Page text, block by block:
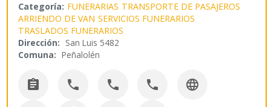
Categoría: FUNERARIAS TRANSPORTE DE PASAJEROS
ARRIENDO DE VAN SERVICIOS FUNERARIOS
TRASLADOS FUNERARIOS
Dirección: San Luis 5482
Comuna: Peñalolén
    